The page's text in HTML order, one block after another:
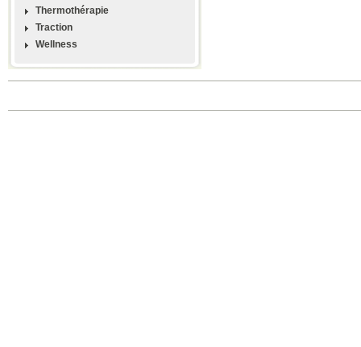
Thermothérapie
Traction
Wellness